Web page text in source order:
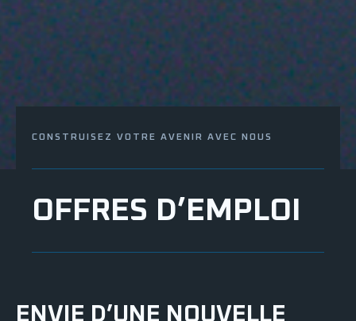
CONSTRUISEZ VOTRE AVENIR AVEC NOUS
OFFRES D’EMPLOI
ENVIE D’UNE NOUVELLE